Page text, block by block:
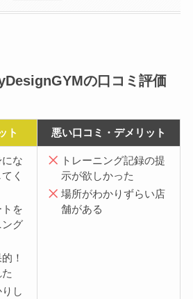
の口コミ評価
ト 悪い口コミ・デメリット
にな
く
を
グ
！
し
トレーニング記録の提
示が欲しかった
場所がわかりずらい店
舗がある